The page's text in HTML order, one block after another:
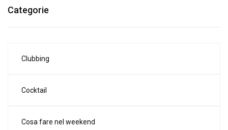
Categorie
Clubbing
Cocktail
Cosa fare nel weekend